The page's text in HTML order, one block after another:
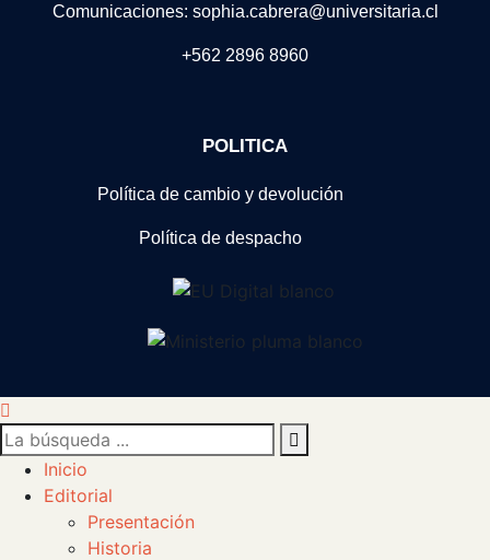
Comunicaciones: sophia.cabrera@universitaria.cl
+562 2896 8960
POLITICA
Política de cambio y devolución
Política de despacho
Inicio
Editorial
Presentación
Historia